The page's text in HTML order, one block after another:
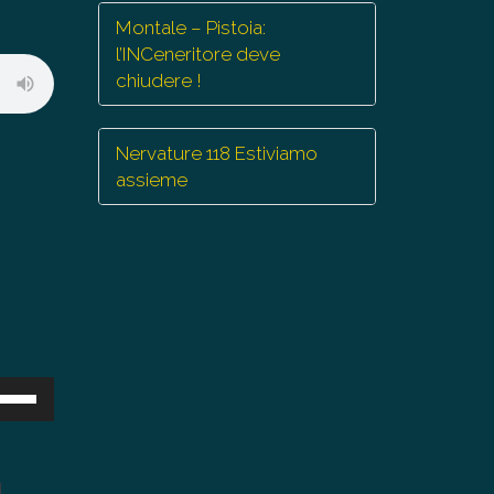
Montale – Pistoia:
l’INCeneritore deve
chiudere !
Nervature 118 Estiviamo
assieme